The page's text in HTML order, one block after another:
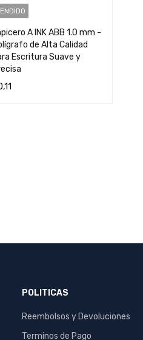
A INK ABB 1.0 mm -
de Alta Calidad
Escritura Suave y
POLITICAS
Reembolsos y Devoluciones
Terminos de Pago